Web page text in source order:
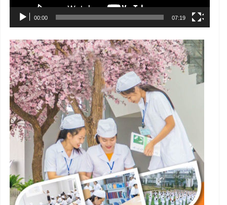
00:00 07:19